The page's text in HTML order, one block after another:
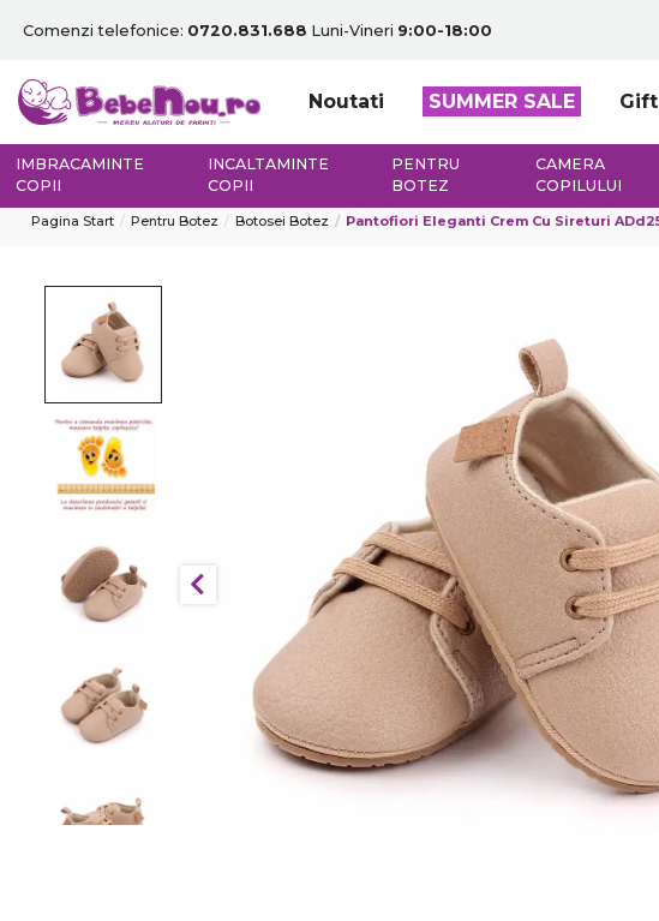
Comenzi telefonice: 0720.831.688 Luni-Vineri 9:00-18:00
Noutati SUMMER SALE Gift
IMBRACAMINTE
COPII
INCALTAMINTE
COPII
PENTRU
BOTEZ
CAMERA
COPILULUI
Pagina Start Pentru Botez Botosei Botez Pantofiori Eleganti Crem Cu Sireturi